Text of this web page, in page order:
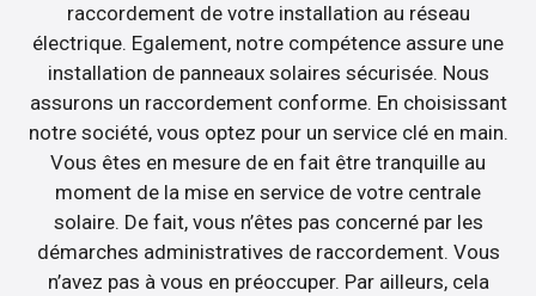
raccordement de votre installation au réseau
électrique. Egalement, notre compétence assure une
installation de panneaux solaires sécurisée. Nous
assurons un raccordement conforme. En choisissant
notre société, vous optez pour un service clé en main.
Vous êtes en mesure de en fait être tranquille au
moment de la mise en service de votre centrale
solaire. De fait, vous n’êtes pas concerné par les
démarches administratives de raccordement. Vous
n’avez pas à vous en préoccuper. Par ailleurs, cela